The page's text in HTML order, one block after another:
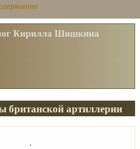
Кирилла Шишкина
артиллерии